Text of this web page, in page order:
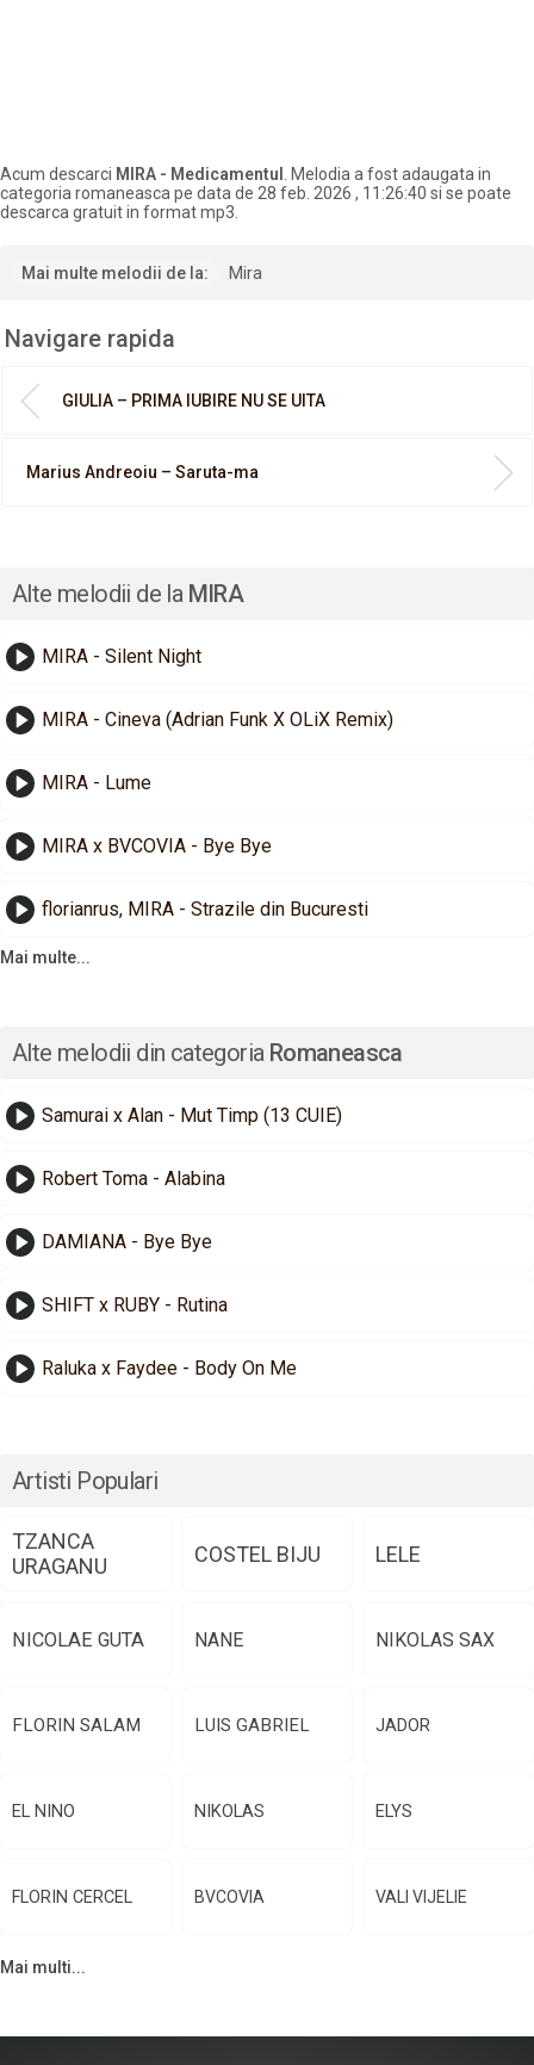
Acum descarci MIRA - Medicamentul
. Melodia a fost adaugata in
categoria romaneasca pe data de 28 feb. 2026 , 11:26:40 si se poate
descarca gratuit in format mp3.
Mai multe melodii de la: Mira
Navigare rapida
GIULIA – PRIMA IUBIRE NU SE UITA
Marius Andreoiu – Saruta-ma
Alte melodii de la MIRA
MIRA - Silent Night
MIRA - Cineva (Adrian Funk X OLiX Remix)
MIRA - Lume
MIRA x BVCOVIA - Bye Bye
florianrus, MIRA - Strazile din Bucuresti
Mai multe...
Alte melodii din categoria Romaneasca
Samurai x Alan - Mut Timp (13 CUIE)
Robert Toma - Alabina
DAMIANA - Bye Bye
SHIFT x RUBY - Rutina
Raluka x Faydee - Body On Me
Artisti Populari
TZANCA
URAGANU
COSTEL BIJU LELE
NICOLAE GUTA NANE NIKOLAS SAX
FLORIN SALAM LUIS GABRIEL JADOR
EL NINO NIKOLAS ELYS
FLORIN CERCEL BVCOVIA VALI VIJELIE
Mai multi...